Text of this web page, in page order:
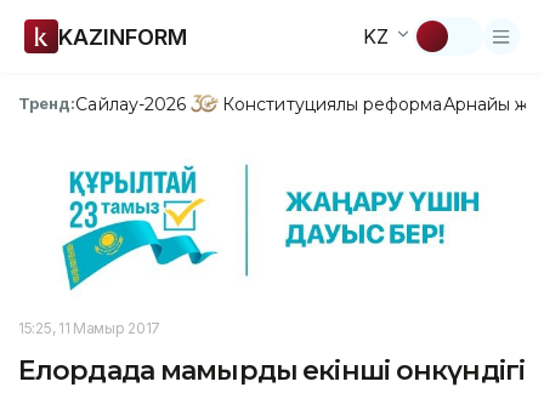
KAZINFORM KZ
Тренд:Сайлау-2026 Конституциялық реформаАрнайы
15:25, 11 Мамыр 2017
Елордада мамырдың екінші онкүндігі